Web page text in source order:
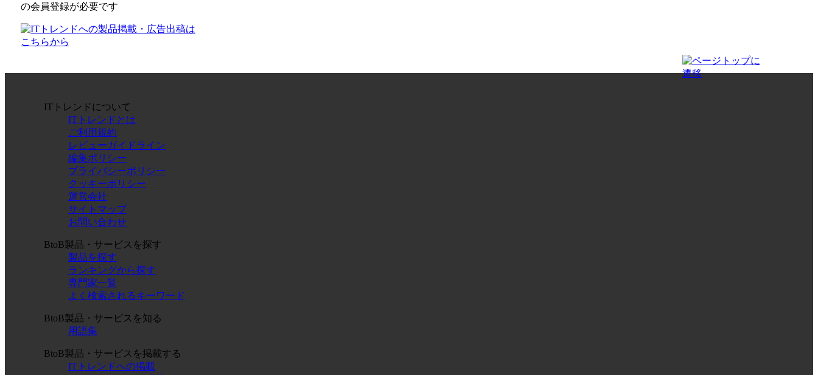
の会員登録が必要です
ITトレンドについて
ITトレンドとは
ご利用規約
レビューガイドライン
編集ポリシー
プライバシーポリシー
クッキーポリシー
運営会社
サイトマップ
お問い合わせ
BtoB製品・サービスを探す
製品を探す
ランキングから探す
専門家一覧
よく検索されるキーワード
BtoB製品・サービスを知る
用語集
BtoB製品・サービスを掲載する
ITトレンドへの掲載